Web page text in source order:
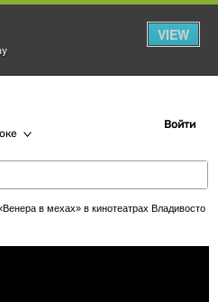
VIEW
Войти
в мехах» в кинотеатрах Владивостока. Купить билеты!